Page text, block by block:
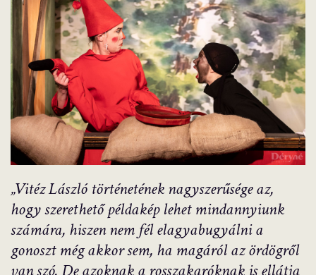
„Vitéz László történetének nagyszerűsége az,
hogy szerethető példakép lehet mindannyiunk
számára, hiszen nem fél elagyabugyálni a
gonoszt még akkor sem, ha magáról az ördögről